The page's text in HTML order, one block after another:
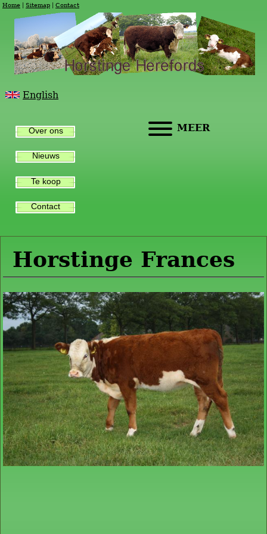
Home Sitemap Contact
English
Over ons
Nieuws
Te koop
Contact
MEER
Horstinge Frances